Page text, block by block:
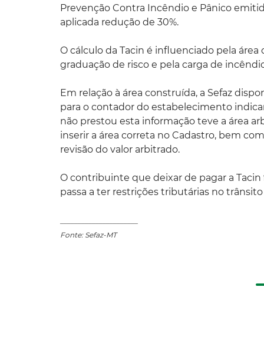
Prevenção Contra Incêndio e Pânico
aplicada redução de 30%.
O cálculo da Tacin é influenciado pela
graduação de risco e pela carga de
Em relação à área construída, a Sefaz
para o contador do estabelecimento
não prestou esta informação teve a área
inserir a área correta no Cadastro, bem
revisão do valor arbitrado.
O contribuinte que deixar de pagar a
passa a ter restrições tributárias no
Fonte: Sefaz-MT